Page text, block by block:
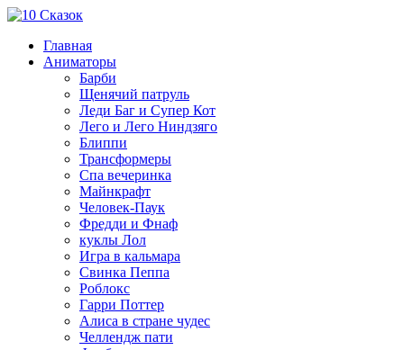
Главная
Аниматоры
Барби
Щенячий патруль
Леди Баг и Супер Кот
Лего и Лего Ниндзяго
Блиппи
Трансформеры
Спа вечеринка
Майнкрафт
Человек-Паук
Фредди и Фнаф
куклы Лол
Игра в кальмара
Свинка Пеппа
Роблокс
Гарри Поттер
Алиса в стране чудес
Челлендж пати